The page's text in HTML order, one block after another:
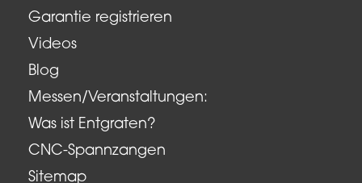
Garantie registrieren
Videos
Blog
Messen/Veranstaltungen:
Was ist Entgraten?
CNC-Spannzangen
Sitemap